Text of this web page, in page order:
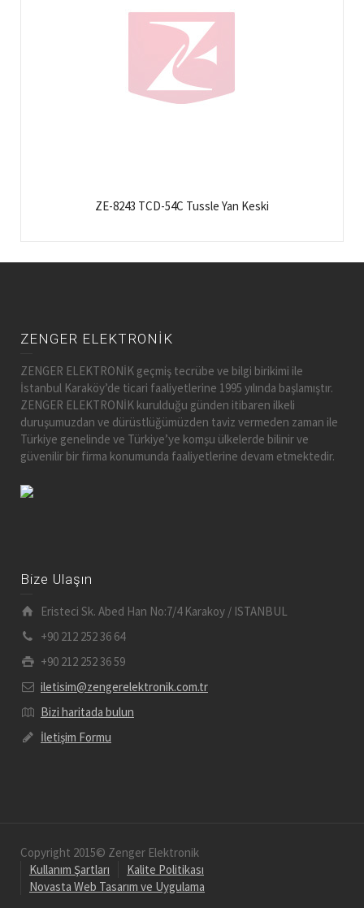
ZE-8243 TCD-54C Tussle Yan Keski
ZENGER ELEKTRONİK
ZENGER ELEKTRONİK geçmiş tecrübe ve bilgi birikimi ile
İstanbul Karaköy’de ticari faaliyetlerine 1995 yılında başlamıştır.
ZENGER ELEKTRONİK kurulduğu günden itibaren ilkeli
duruşumuzdan ve dürüstlüğümüzden taviz vermeden zaman ile
Türkiye genelinde ve Türkiye’ye komşu ülkelerde bilinir ve
güvenilir bir firma konumunda faaliyetlerine devam etmektedir.
Bize Ulaşın
Eristeci Sk. Abed Han No:7/4 Karakoy / ISTANBUL
+90 212 252 36 64
+90 212 252 36 59
iletisim@zengerelektronik.com.tr
Bizi haritada bulun
İletişim Formu
Copyright 2015© Zenger Elektronik
Kullanım Şartları
Kalite Politikası
Novasta Web Tasarım ve Uygulama